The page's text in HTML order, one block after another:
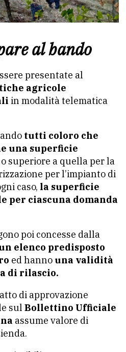
al bando
presentate al
agricole
in modalità telematica
tutti coloro che
una superficie
superiore a quella per la
per l’impianto di
caso, la superficie
per ciascuna domanda
poi concesse dalla
elenco predisposto
ed hanno una validità
di rilascio.
di approvazione
sul Bollettino Ufficiale
assume valore di